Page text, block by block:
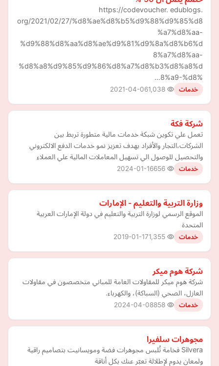
https://codevoucher. edublogs.
org/2021/02/27/%d8%ae%d8%b5%d9%88%d9%85%d8
%a7%d8%aa-
%d9%88%d8%aa%d8%ae%d9%81%d9%8a%d8%b6%d
8%a7%d8%aa-
%d8%a8%d9%85%d9%86%d8%a7%d8%b3%d8%a8%d
8%a9-%d8%…
خدمات 2021-04-06
شركة فكة
تعمل علي تكوين شبكة خدمات مالية متطورة تربط بين
الشركات،التجار والأفراد بهدف تعزيز نمو خدمات الدفع الالكتروني
والتحصيل للوصول الي تسهيل المعاملات المالية علي العملاء
خدمات 2024-01-16
وزارة التربية والتعليم - الإمارات
الموقع الرسمي لوزارة التربية والتعليم في دولة الإمارات العربية
المتحدة
خدمات 2019-01-17
شركة هوم ميكر
شركة هوم ميكر للمقاولات العامة للمباني متخصصون في مقاولات
العازل، الصحي (السباكة)، والكهرباء.
خدمات 2024-04-08
مجوهرات سلفيرا
Silvera فخامة تُلبس مجوهرات فضة ومويسانيت بتصاميم راقية
ولمعان يدوم لإطلالة تعبّر عنك بكل أناقة